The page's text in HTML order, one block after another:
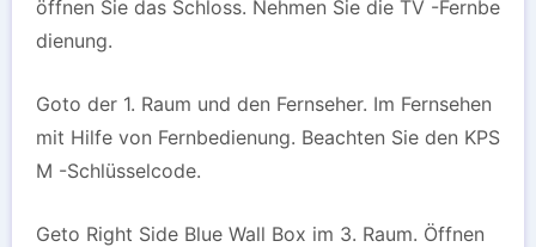
öffnen Sie das Schloss. Nehmen Sie die TV -Fernbe
dienung.
Goto der 1. Raum und den Fernseher. Im Fernsehen
mit Hilfe von Fernbedienung. Beachten Sie den KPS
M -Schlüsselcode.
Geto Right Side Blue Wall Box im 3. Raum. Öffnen